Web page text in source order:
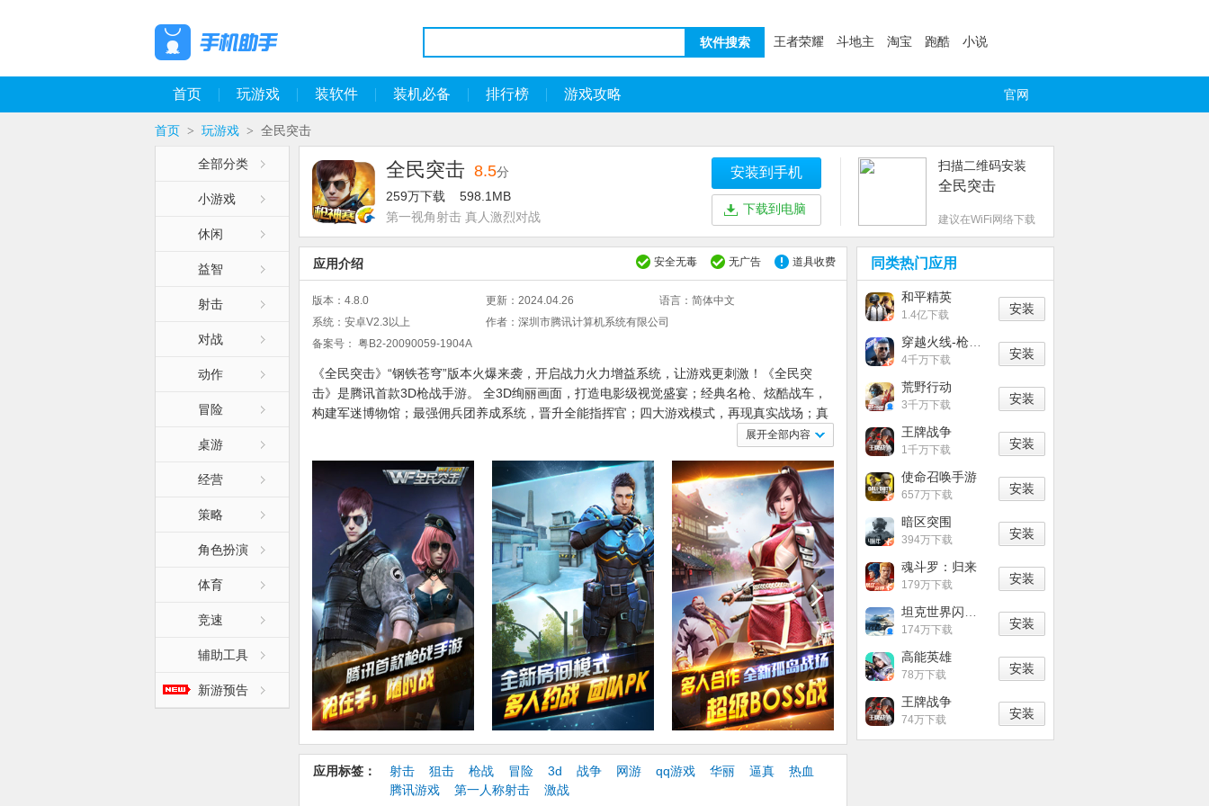
软件搜索 王者荣耀 斗地主 淘宝 跑酷 小说
首页 玩游戏 装软件 装机必备 排行榜 游戏攻略 官网
首页 > 玩游戏 > 全民突击
全部分类
小游戏
休闲
益智
射击
对战
动作
冒险
桌游
经营
策略
角色扮演
体育
竞速
辅助工具
新游预告
全民突击 8.5分
259万下载
598.1MB
第一视角射击 真人激烈对战
安装到手机
下载到电脑
扫描二维码安装
全民突击
建议在WiFi网络下载
应用介绍 安全无毒 无广告 道具收费
版本： 4.8.0 更新： 2024.04.26 语言： 简体中文
系统： 安卓V2.3以上 作者： 深圳市腾讯计算机系统有限公司
备案号： 粤B2-20090059-1904A
《全民突击》“钢铁苍穹”版本火爆来袭，开启战力火力增益系统，让游戏更刺激！《全民突
击》是腾讯首款3D枪战手游。 全3D绚丽画面，打造电影级视觉盛宴；经典名枪、炫酷战车，
构建军迷博物馆；最强佣兵团养成系统，晋升全能指挥官；四大游戏模式，再现真实战场；真
人实时对战，不再一个人寂寞打枪！ 快加入《全民突击》，体验枪战快感，激爽战斗！
若了解更多资讯，请关注：
1、百度贴吧——“全民突击吧”；
2、QQ兴趣部落——“全民突击”部落；
3、全民突击微信公众号“qmtj2015”了解更多资讯。
【更新日志】:
1.宠物系统：新增宠物合成/宠物变身/宠物攻击/宠物符文/宠物点数等功能
2.皮肤系统：新增皮肤技能学习/皮肤技能遗忘/皮肤技能卷轴等功能
3.合作模式：《再战丛林》副本开放“噩梦”模式。
4.物资追回系统：系统界面优化及追回物资优化。
5.军备系统：所有军备每日抽取次数上限为50次。
6.挑战模式：新增可搭乘NPC的机器人载具，可攻击和可被击毁，也可打爆载具杀死NPC。
7.新增4V4地图【水城双桥】。
展开全部内容
应用标签： 射击 狙击 枪战 冒险 3d 战争 网游 qq游戏 华丽 逼真
热血
腾讯游戏
第一人称射击 激战
同类热门应用
和平精英
1.4亿下载 安装
4千万下载 安装
荒野行动
3千万下载 安装
王牌战争
1千万下载 安装
使命召唤手游
657万下载 安装
暗区突围
394万下载 安装
魂斗罗：归来
179万下载 安装
174万下载 安装
高能英雄
78万下载 安装
王牌战争
74万下载 安装